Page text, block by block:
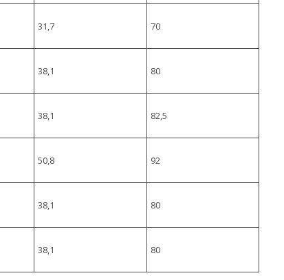
31,7 70
38,1 80
38,1 82,5
50,8 92
38,1 80
38,1 80